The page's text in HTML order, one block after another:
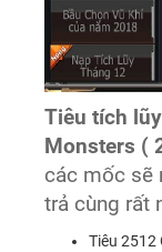
Tiêu tích
Monsters (
các mốc sẽ
trả cùng rất
Tiêu 2512